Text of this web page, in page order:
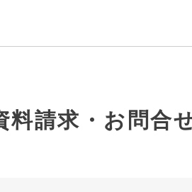
請求・お問合